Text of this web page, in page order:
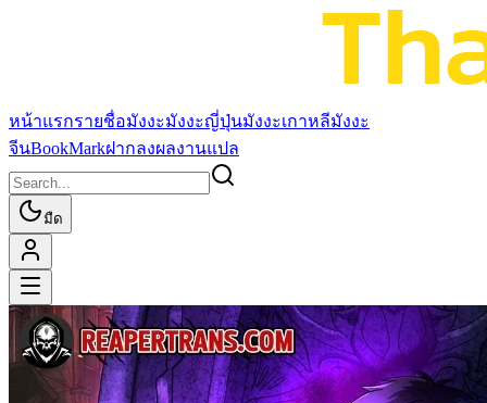
หน้าแรกรายชื่อมังงะมังงะญี่ปุ่นมังงะเกาหลีมังงะ
จีนBookMarkฝากลงผลงานแปล
มืด